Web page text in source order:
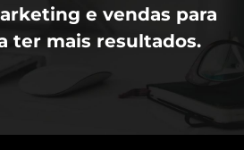
e vendas para
ter mais resultados.